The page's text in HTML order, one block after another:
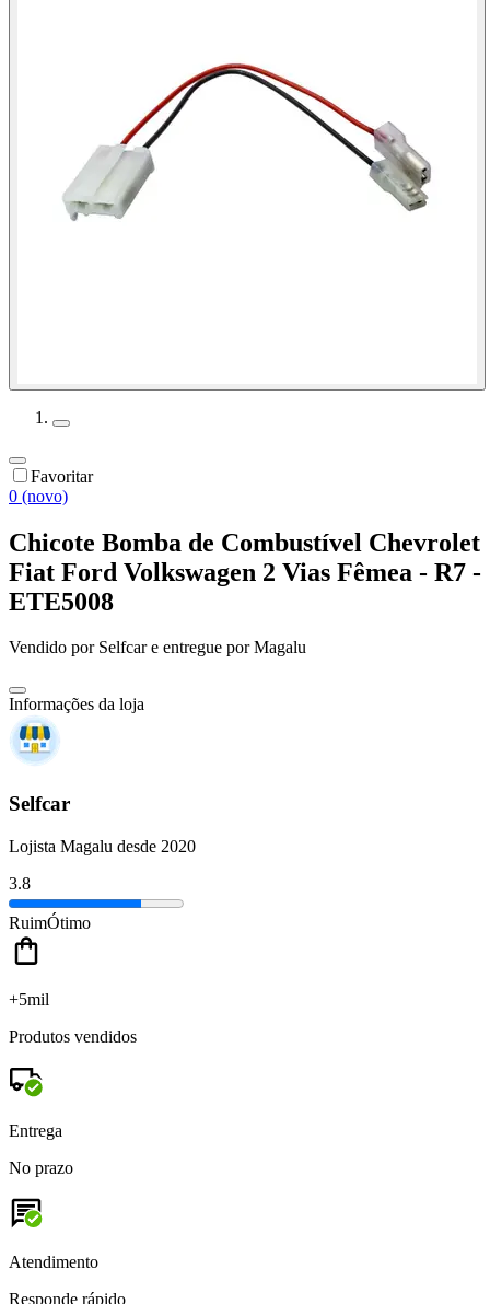
Favoritar
0 (novo)
Chicote Bomba de Combustível Chevrolet
Fiat Ford Volkswagen 2 Vias Fêmea - R7 -
ETE5008
Vendido por Selfcare entregue por Magalu
Informações da loja
Selfcar
Lojista Magalu desde 2020
3.8
RuimÓtimo
+5mil
Produtos vendidos
Entrega
No prazo
Atendimento
Responde rápido